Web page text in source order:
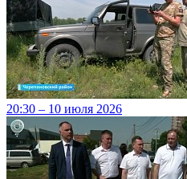
20:30 – 10 июля 2026